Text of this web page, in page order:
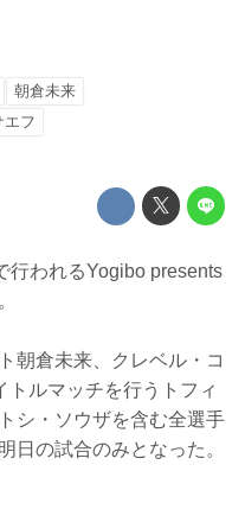
朝倉未来
エフ
行われるYogibo presents
朝倉未来、クレベル・コ
ルマッチを行うトフィ
シ・ソウザを含む全選手
日の試合のみとなった。